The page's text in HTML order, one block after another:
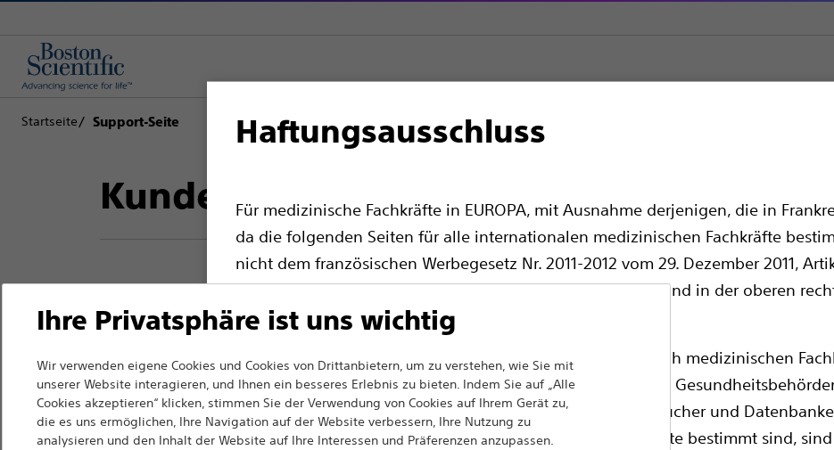
Haftungsausschluss
Für medizinische Fachkräfte in EUROPA, mit Ausnahme derjenigen, die in
da die folgenden Seiten für alle internationalen medizinischen Fachkräfte
nicht dem französischen Werbegesetz Nr. 2011-2012 vom 29. Dezember 2011,
entsprechen. Andere medizinische Fachkräfte sollten ihr Land in der oberen
Website auswählen.
Bitte beachten Sie, dass die folgenden Seiten ausschließlich medizinischen
Ländern mit entsprechenden Produktzulassungen von den
sind. Soweit diese Website Informationen, Referenzhandbücher und
die Verwendung durch zugelassene medizinische Fachkräfte bestimmt sind,
Startseite Support-Seite
Kundenbetreuung
Zurück zur Produktseite
WallFlex™ Ösophagus-Stent Stents
Ihre Privatsphäre ist uns wichtig
Wir verwenden eigene Cookies und Cookies von Drittanbietern, um zu verstehen, wie Sie mit
unserer Website interagieren, und Ihnen ein besseres Erlebnis zu bieten. Indem Sie auf „Alle
Cookies akzeptieren“ klicken, stimmen Sie der Verwendung von Cookies auf Ihrem Gerät zu,
die es uns ermöglichen, Ihre Navigation auf der Website verbessern, Ihre Nutzung zu
analysieren und den Inhalt der Website auf Ihre Interessen und Präferenzen anzupassen.